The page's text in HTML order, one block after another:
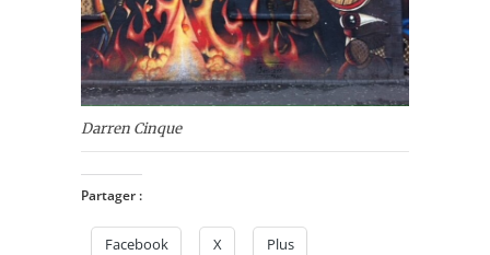
Darren Cinque
Partager :
Facebook X Plus